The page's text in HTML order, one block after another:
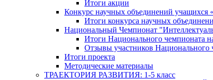
Итоги акции
Конкурс научных объединений учащихся
Итоги конкурса научных
Национальный Чемпионат
Итоги Национального чемпионата
Отзывы участников
Итоги проекта
Методические материалы
ТРАЕКТОРИЯ РАЗВИТИЯ: 1-5 класс